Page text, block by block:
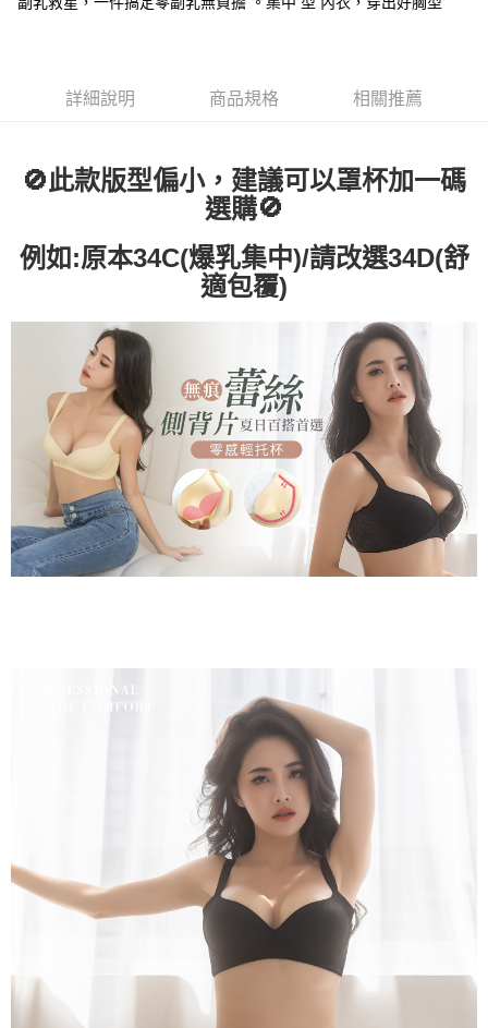
4.訂單成立30分鐘內，如未前往確認交易或遇審核未通過，訂單將自動取
1.分期款項不併入電信帳單，「大哥付你分期」於每月結算日後寄送繳費提
醒簡訊。
【注意事項】
1.本服務係由「台灣大哥大股份有限公司」（以下簡稱本公司）所提供，讓
用戶於交易時，得透過本服務購買商品或服務，並由商店將買賣／分期付款
買賣價金債權讓與本公司後，依約使用本公司帳單繳交帳款。
2.基於同意付款使用「大哥付你分期」之契約關係目的，商店將以您的個人
資料（包含姓名、電話或地址）提供予台灣大哥大進項蒐集、處理及利用，
由本公司與您本人進行分期帳單所需資料之確認、核對及更正。
3.完整用戶服務條款，請詳閱以下連結：
https://oppay.tw/userRule
【「AFTEE先享後付」結帳流程】
３．收到繳費通知簡訊後14天內，點擊此簡訊中的連結，可透過四大超商／
ATM／網路銀行／等多元方式進行付款，方視為交易完成。
※ 請注意：結帳手續完成當下不需立刻繳費，但若您需要取消訂單，請聯絡
後付繳納相關費用。
※ 交易是否成功請以「AFTEE先享後付 」之結帳頁面顯示為準，若有關於
是否繳費成功／繳費後需取消欲退款等相關疑問，請聯繫「AFTEE先享後付
【注意事項】
１．透過由恩沛科技股份有限公司提供之「AFTEE先享後付」服務完成之交
易，需依本服務之必要範圍內提供個人資料，並將交易相關給付款項請求債
權轉讓予恩沛科技股份有限公司。
２．關於個人資料處理事宜，請瀏覽以下網址：
https://aftee.tw/terms/#terms3
３．未成年的使用者請事先徵得法定代理人或監護人之同意方可使用
「AFTEE先享後付」，若未經同意申辦者引起之損失，本公司不負相關責
任。
４．使用「AFTEE先享後付」時，將依據個別帳號之用戶狀況，依本公司即
時審查核予不同之上限額度；若仍有額度不足之情形，本公司將視審查結果
請求用戶進行身份認證。
全家取貨付款
每筆NT$80，滿NT$499(含以上)免運費
付款後全家取貨
每筆NT$80，滿NT$499(含以上)免運費
每筆NT$80，滿NT$799(含以上)免運費
付款後萊爾富取貨
每筆NT$80，滿NT$799(含以上)免運費
7-11取貨付款
每筆NT$80，滿NT$799(含以上)免運費
付款後7-11取貨
每筆NT$80，滿NT$799(含以上)免運費
每筆NT$80，滿NT$890(含以上)免運費
詳細說明 商品規格 相關推薦
🚫此款版型偏小，建議可以罩杯加一碼
選購🚫
例如:原本34C(爆乳集中)/請改選34D(舒
適包覆)